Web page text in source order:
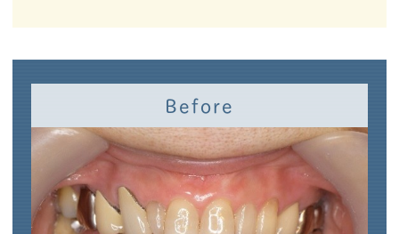
Before